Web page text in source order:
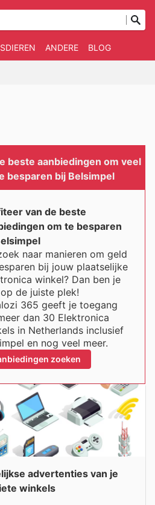
ANDERE BLOG
beste aanbiedingen om veel
besparen bij Belsimpel
van de beste
om te besparen
naar manieren om geld
bij jouw plaatselijke
winkel? Dan ben je
de juiste plek!
365 geeft je toegang
dan 30 Elektronica
in Netherlands inclusief
en nog veel meer.
zoeken
advertenties van je
winkels